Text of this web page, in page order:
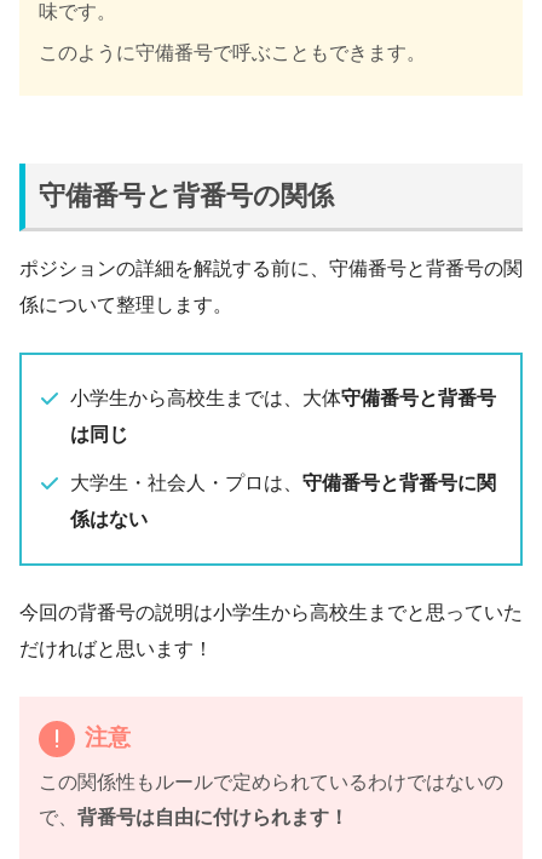
味です。
このように守備番号で呼ぶこともできます。
守備番号と背番号の関係
ポジションの詳細を解説する前に、守備番号と背番号の関
係について整理します。
小学生から高校生までは、大体守備番号と背番号
は同じ
大学生・社会人・プロは、 守備番号と背番号に関
係はない
今回の背番号の説明は小学生から高校生までと思っていた
だければと思います！
注意
この関係性もルールで定められているわけではないの
で、 背番号は自由に付けられます！